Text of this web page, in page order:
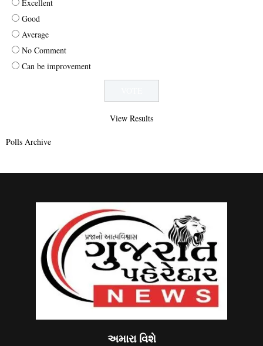
Excellent
Good
Average
No Comment
Can be improvement
View Results
Polls Archive
અમારા વિશે